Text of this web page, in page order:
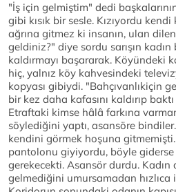
"İş için gelmiştim" dedi
gibi kısık bir sesle. Kızıyordu
ağrına gitmez ki insanın, ulan
geldiniz?" diye sordu sarışın kadın
kaldırmayı başararak. Köyündeki
hiç, yalnız köy kahvesindeki
kopyası gibiydi. "Bahçıvanlıkiçin
bir kez daha kafasını kaldırıp
Etraftaki kimse hâlâ farkına
söylediğini yaptı, asansöre
kendini görmek hoşuna gitmemişti.
pantolonu giyiyordu, böyle
gerekecekti. Asansör durdu. Kadın
gelmediğini umursamadan hızlıca